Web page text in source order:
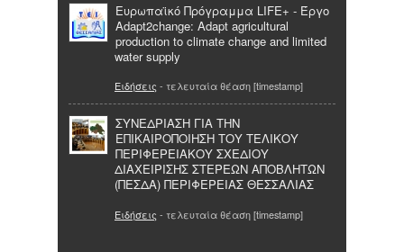
Ευρωπαϊκό Πρόγραμμα LIFE+ ‐ Έργο
Adapt2change: Adapt agricultural
production to climate change and limited
water supply
Ειδήσεις - τελευταία θέαση [timestamp]
ΣΥΝΕΔΡΙΑΣΗ ΓΙΑ ΤΗΝ
ΕΠΙΚΑΙΡΟΠΟΙΗΣΗ ΤΟΥ ΤΕΛΙΚΟΥ
ΠΕΡΙΦΕΡΕΙΑΚΟΥ ΣΧΕΔΙΟΥ
ΔΙΑΧΕΙΡΙΣΗΣ ΣΤΕΡΕΩΝ ΑΠΟΒΛΗΤΩΝ
(ΠΕΣΔΑ) ΠΕΡΙΦΕΡΕΙΑΣ ΘΕΣΣΑΛΙΑΣ
Ειδήσεις - τελευταία θέαση [timestamp]